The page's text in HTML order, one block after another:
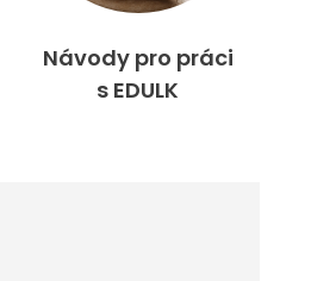
Návody pro práci
s EDULK